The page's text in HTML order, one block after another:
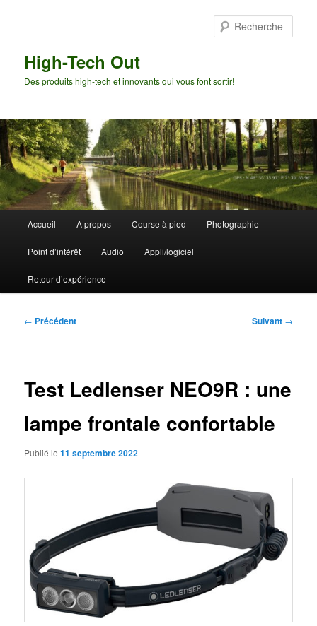
High-Tech Out
Des produits high-tech et innovants qui vous font sortir!
principal
Accueil A propos Course à pied Photographie
Point d’intérêt Audio Appli/logiciel
Retour d’expérience
Navigation
← Précédent Suivant →
Test Ledlenser NEO9R : une
lampe frontale confortable
Publié le11 septembre 2022